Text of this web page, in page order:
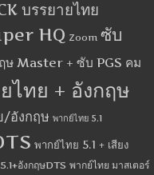
บรรยายไทย
HQ Zoom ซับ
ษ Master + ซับ PGS คม
ไทย + อังกฤษ
/อังกฤษ พากย์ไทย 5.1
พากย์ไทย 5.1 + เสียง
อังกฤษDTS พากย์ไทย มาสเตอร์